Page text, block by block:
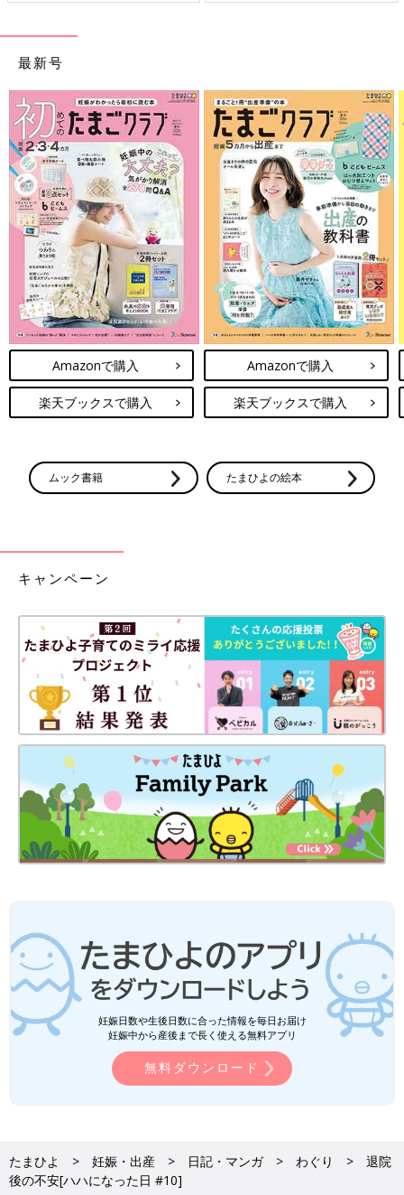
最新号
Amazonで購入
楽天ブックスで購入
Amazonで購入
楽天ブックスで購入
ムック書籍 たまひよの絵本
キャンペーン
妊娠日数や生後日数に合った情報を毎日お届け
妊娠中から産後まで長く使える無料アプリ
無料ダウンロード
たまひよ 妊娠・出産 日記・マンガ わぐり
退院
後の不安[ハハになった日 #10]